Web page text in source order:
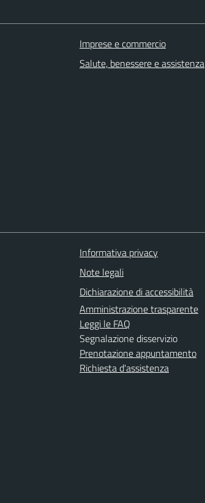
Imprese e commercio
Salute, benessere e assistenza
Informativa privacy
Note legali
Dichiarazione di accessibilità
Amministrazione trasparente
Leggi le FAQ
Segnalazione disservizio
Prenotazione appuntamento
Richiesta d'assistenza